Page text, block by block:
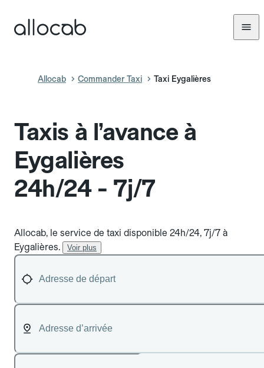
Allocab Commander Taxi Taxi Eygalières
Taxis à l’avance à
Eygalières
24h/24 - 7j/7
Allocab, le service de taxi disponible 24h/24, 7j/7 à
Eygalières.
Voir plus